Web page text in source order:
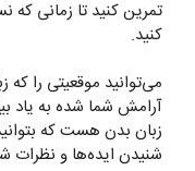
تمرین کنید تا زمانی که
کنید.
می‌توانید موقعیتی را
آرامش شما شده به یاد
زبان بدن هست که
شنیدن ایده‌ها و نظرات